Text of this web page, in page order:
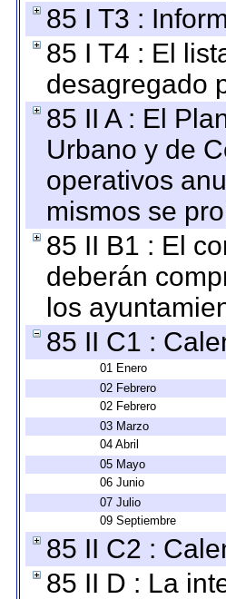
85 I T3 :
85 I T4 : El
desagregado
85 II A : El
Urbano y de
operativos
mismos se
85 II B1 : El
deberán
los
85 II C1 :
01 Enero
02 Febrero
02 Febrero
03 Marzo
04 Abril
05 Mayo
06 Junio
07 Julio
09 Septiembre
85 II C2 :
85 II D : La